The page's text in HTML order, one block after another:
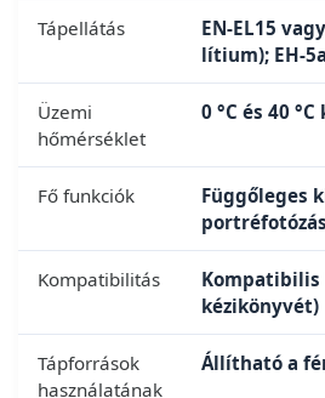
Tápellátás
EN-EL15
lítium); EH-
Üzemi
hőmérséklet
0 °C és 40
Fő funkciók
Függőleges
Kompatibilitás
Kompatibilis
kézikönyvét)
Tápforrások
használatának
Állítható a